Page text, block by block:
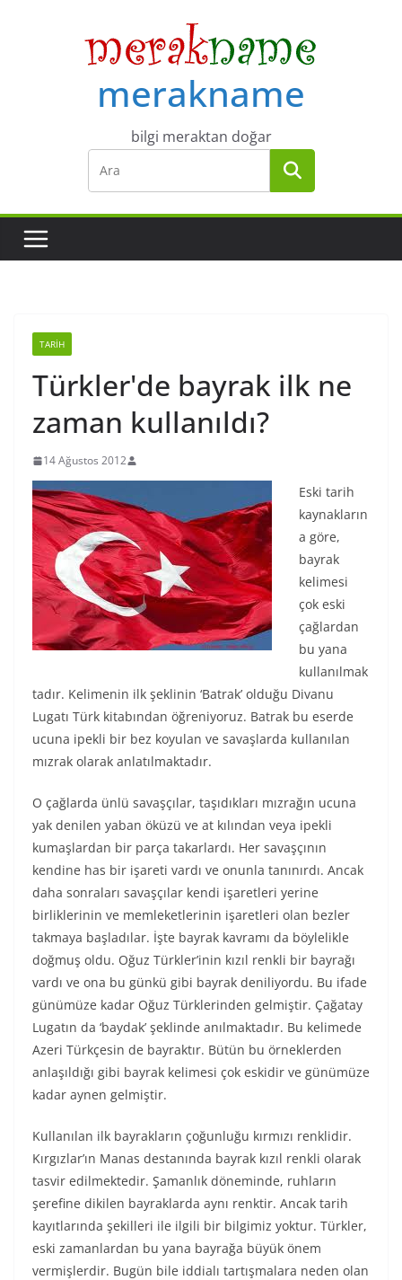
merakname
bilgi meraktan doğar
TARIH
Türkler'de bayrak ilk ne
zaman kullanıldı?
14 Ağustos 2012
Eski tarih
kaynakların
a göre,
bayrak
kelimesi
çok eski
çağlardan
bu yana
kullanılmak
tadır. Kelimenin ilk şeklinin ‘Batrak’ olduğu Divanu
Lugatı Türk kitabından öğreniyoruz. Batrak bu eserde
ucuna ipekli bir bez koyulan ve savaşlarda kullanılan
mızrak olarak anlatılmaktadır.
O çağlarda ünlü savaşçılar, taşıdıkları mızrağın ucuna
yak denilen yaban öküzü ve at kılından veya ipekli
kumaşlardan bir parça takarlardı. Her savaşçının
kendine has bir işareti vardı ve onunla tanınırdı. Ancak
daha sonraları savaşçılar kendi işaretleri yerine
birliklerinin ve memleketlerinin işaretleri olan bezler
takmaya başladılar. İşte bayrak kavramı da böylelikle
doğmuş oldu. Oğuz Türkler’inin kızıl renkli bir bayrağı
vardı ve ona bu günkü gibi bayrak deniliyordu. Bu ifade
günümüze kadar Oğuz Türklerinden gelmiştir. Çağatay
Lugatın da ‘baydak’ şeklinde anılmaktadır. Bu kelimede
Azeri Türkçesin de bayraktır. Bütün bu örneklerden
anlaşıldığı gibi bayrak kelimesi çok eskidir ve günümüze
kadar aynen gelmiştir.
Kullanılan ilk bayrakların çoğunluğu kırmızı renklidir.
Kırgızlar’ın Manas destanında bayrak kızıl renkli olarak
tasvir edilmektedir. Şamanlık döneminde, ruhların
şerefine dikilen bayraklarda aynı renktir. Ancak tarih
kayıtlarında şekilleri ile ilgili bir bilgimiz yoktur. Türkler,
eski zamanlardan bu yana bayrağa büyük önem
vermişlerdir. Bugün bile iddialı tartışmalara neden olan